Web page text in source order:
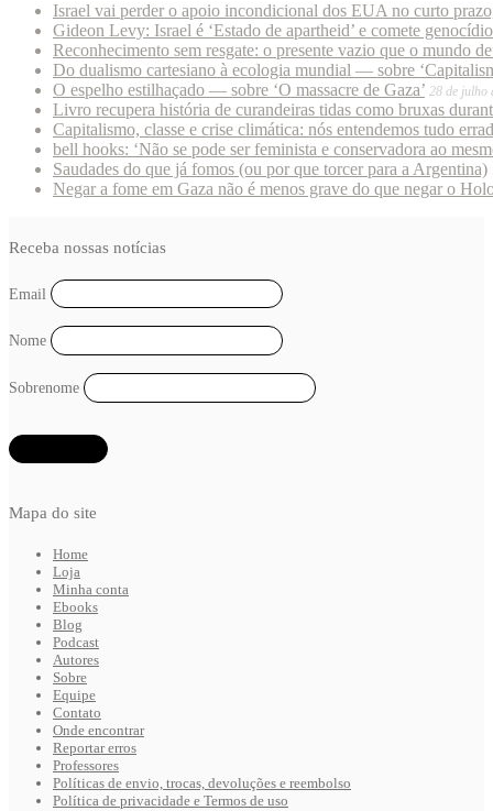
Israel vai perder o apoio incondicional dos EUA no curto
Gideon Levy: Israel é ‘Estado de apartheid’ e comete
Reconhecimento sem resgate: o presente vazio que o mundo
Do dualismo cartesiano à ecologia mundial — sobre
O espelho estilhaçado — sobre ‘O massacre de Gaza’ 28 de julho
Livro recupera história de curandeiras tidas como bruxas
Capitalismo, classe e crise climática: nós entendemos tudo
bell hooks: ‘Não se pode ser feminista e conservadora ao
Saudades do que já fomos (ou por que torcer para a Argentina)
Negar a fome em Gaza não é menos grave do que negar o
Mapa do site
Home
Loja
Minha conta
Ebooks
Blog
Podcast
Autores
Sobre
Equipe
Contato
Onde encontrar
Reportar erros
Professores
Políticas de envio, trocas, devoluções e reembolso
Política de privacidade e Termos de uso
Receba nossas notícias
Email
Nome
Sobrenome